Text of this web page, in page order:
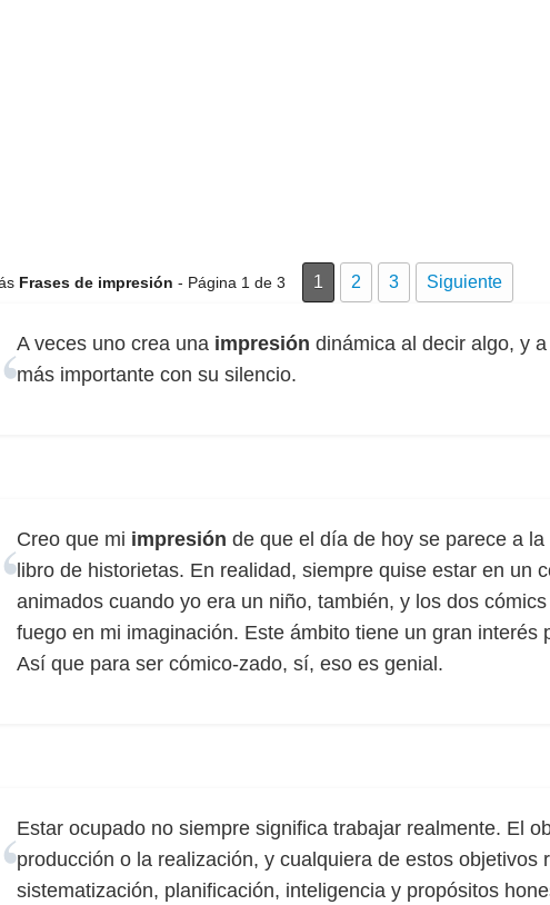
Frases de impresión - Página 1 de 3 1 2 3 Siguiente
A veces uno crea una impresión dinámica al decir algo, y
más importante con su silencio.
Creo que mi impresión de que el día de hoy se parece a la
libro de historietas. En realidad, siempre quise estar en un
animados cuando yo era un niño, también, y los dos
fuego en mi imaginación. Este ámbito tiene un gran interés
Así que para ser cómico-zado, sí, eso es genial.
Estar ocupado no siempre significa trabajar realmente. El
producción o la realización, y cualquiera de estos objetivos
sistematización, planificación, inteligencia y propósitos